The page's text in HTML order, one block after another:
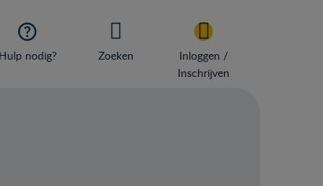

Hulp nodig? Zoeken
Inloggen /
Inschrijven